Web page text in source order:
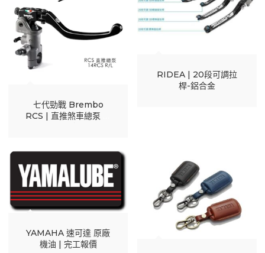
七代勁戰 Brembo
RCS | 直推煞車總泵 完
RIDEA | 20段可調拉
桿-鋁合金
YAMAHA 速可達 原廠
機油 | 完工報價